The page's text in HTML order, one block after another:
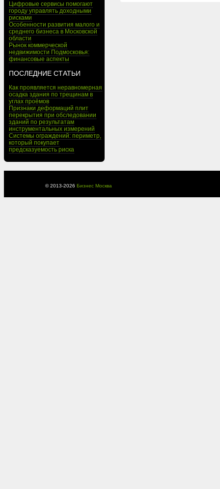
Цифровые сервисы помогают
городу управлять доходными
рисками
Особенности развития малого и
среднего бизнеса в Московской
области
Рынок коммерческой
недвижимости Подмосковья:
финансовые аспекты
ПОСЛЕДНИЕ СТАТЬИ
Как проявляется неравномерная
осадка здания по трещинам в
углах проёмов
Признаки деформаций плит
перекрытия при обследовании
зданий по результатам
инструментальных измерений
Системы ограждений: периметр,
который покупает
предсказуемость риска
© 2013-2026 Бизнес Москва